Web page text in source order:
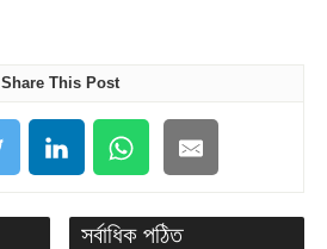
Share This Post
সর্বাধিক পঠিত